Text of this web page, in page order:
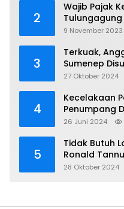
2
Wajib Pajak
Tulungagung
Pungli
9 November 2023
3
Terkuak,
Sumenep
Bagian Oknum
27 Oktober 2024
4
Kecelakaan
Penumpang
Hilang
26 Juni 2024
5
Tidak Butuh
Ronald
28 Oktober 2024